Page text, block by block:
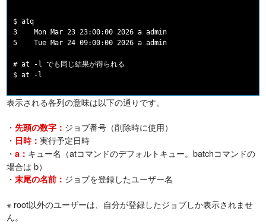
$ atq
3    Mon Mar 23 23:00:00 2026 a admin
5    Tue Mar 24 09:00:00 2026 a admin
# at -l でも同じ結果が得られる
表示される各列の意味は以下の通りです。
・先頭の数字： ジョブ番号（削除時に使用）
・ 日時：実行予定日時
・a： キュー名（atコマンドのデフォルトキュー。batchコマンドの
場合は b）
・末尾の名前： ジョブを登録したユーザー名
※ root以外のユーザーは、自分が登録したジョブしか表示されませ
ん。